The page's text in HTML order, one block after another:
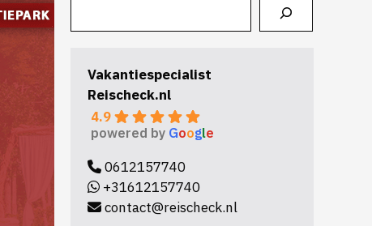
Vakantiespecialist
Reischeck.nl
4.9
powered by Google
0612157740
+31612157740
contact@reischeck.nl